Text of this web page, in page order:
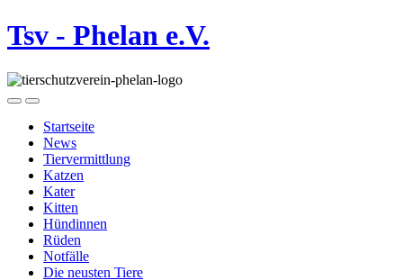
Tsv - Phelan e.V.
Startseite
News
Tiervermittlung
Katzen
Kater
Kitten
Hündinnen
Rüden
Notfälle
Die neusten Tiere